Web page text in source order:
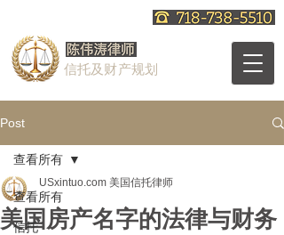
信托及财产规划
Post
查看所有
信托
查看所有
美国房产名字的法律与财务
USxintuo.com 美国信托律师